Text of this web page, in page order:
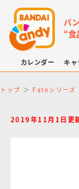
バ
“食
カレンダー キ
トップ Fateシリーズ
2019年11月1日更